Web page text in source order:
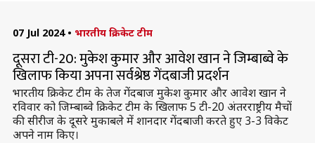
07 Jul 2024 • भारतीय क्रिकेट टीम
दूसरा टी-20: मुकेश कुमार और आवेश खान ने जिम्बाब्वे के
खिलाफ किया अपना सर्वश्रेष्ठ गेंदबाजी प्रदर्शन
भारतीय क्रिकेट टीम के तेज गेंदबाज मुकेश कुमार और आवेश खान ने
रविवार को जिम्बाब्वे क्रिकेट टीम के खिलाफ 5 टी-20 अंतरराष्ट्रीय मैचों
की सीरीज के दूसरे मुकाबले में शानदार गेंदबाजी करते हुए 3-3 विकेट
अपने नाम किए।